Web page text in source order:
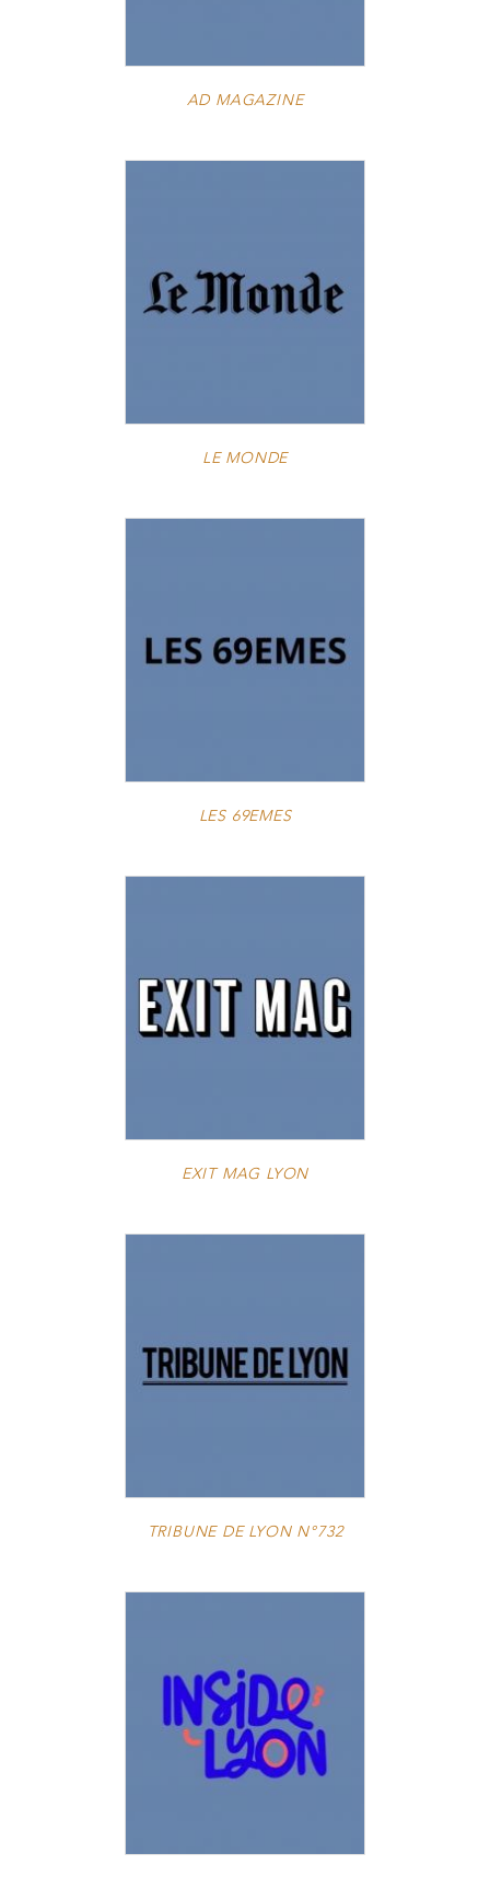
AD MAGAZINE
LE MONDE
LES 69EMES
EXIT MAG LYON
TRIBUNE DE LYON N°732